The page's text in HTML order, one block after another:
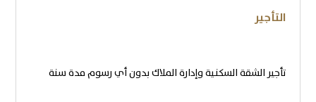
التأجير
تأجير الشقة السكنية وإدارة الملاك بدون أي رسوم مدة سنة